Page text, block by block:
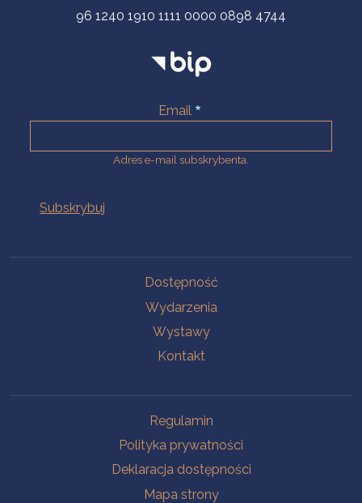
96 1240 1910 1111 0000 0898 4744
Email
Adres e-mail subskrybenta.
Dostępność
Wydarzenia
Wystawy
Kontakt
Regulamin
Polityka prywatności
Deklaracja dostępności
Mapa strony